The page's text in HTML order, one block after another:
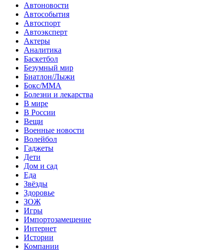
Автоновости
Автособытия
Автоспорт
Автоэксперт
Актеры
Аналитика
Баскетбол
Безумный мир
Биатлон/Лыжи
Бокс/MMA
Болезни и лекарства
В мире
В России
Вещи
Военные новости
Волейбол
Гаджеты
Дети
Дом и сад
Еда
Звёзды
Здоровье
ЗОЖ
Игры
Импортозамещение
Интернет
Истории
Компании